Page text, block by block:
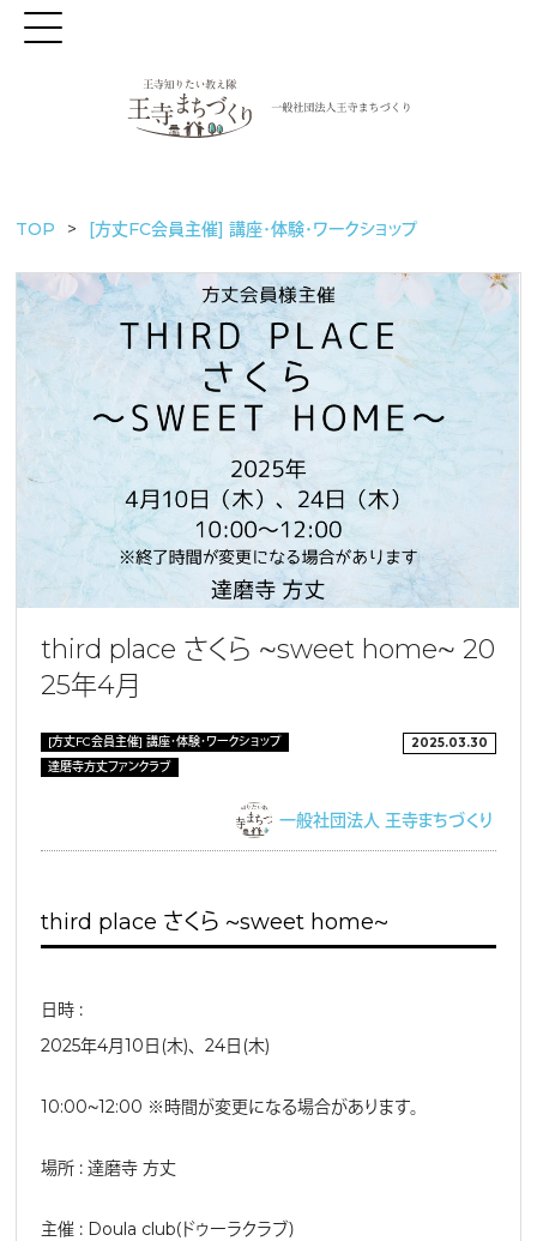
TOP [方丈FC会員主催] 講座・体験・ワークショップ
third place さくら 〜sweet home〜 20
25年4月
[方丈FC会員主催] 講座・体験・ワークショップ
達磨寺方丈ファンクラブ
2025.03.30
一般社団法人 王寺まちづくり
third place さくら 〜sweet home〜
日時 ：
2025年4月10日(木)、24日(木)
10:00〜12:00 ※時間が変更になる場合があります。
場所 ： 達磨寺 方丈
主催 ： Doula club（ドゥーラクラブ）